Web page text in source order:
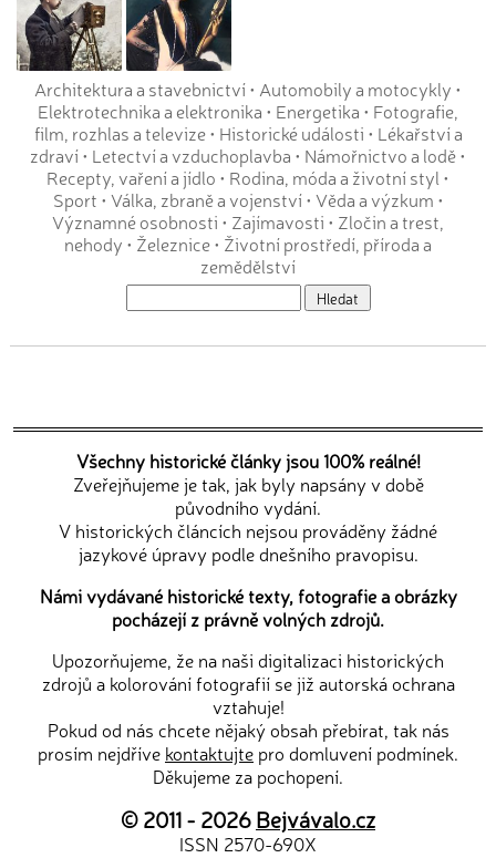
Architektura a stavebnictví• Automobily a motocykly •
Elektrotechnika a elektronika • Energetika • Fotografie,
film, rozhlas a televize• Historické události • Lékařství a
zdraví• Letectví a vzduchoplavba • Námořnictvo a lodě•
Recepty, vaření a jídlo • Rodina, móda a životní styl •
Sport • Válka, zbraně a vojenství• Věda a výzkum •
Významné osobnosti • Zajímavosti • Zločin a trest,
nehody • Železnice• Životní prostředí, příroda a
zemědělství
Všechny historické články jsou 100% reálné!
Zveřejňujeme je tak, jak byly napsány v době
původního vydání.
V historických článcích nejsou prováděny žádné
jazykové úpravy podle dnešního pravopisu.
Námi vydávané historické texty, fotografie a obrázky
pocházejí z právně volných zdrojů.
Upozorňujeme, že na naši digitalizaci historických
zdrojů a kolorování fotografií se již autorská ochrana
vztahuje!
Pokud od nás chcete nějaký obsah přebírat, tak nás
prosím nejdříve kontaktujte pro domluvení podmínek.
Děkujeme za pochopení.
© 2011 - 2026Bejvávalo.cz
ISSN 2570-690X